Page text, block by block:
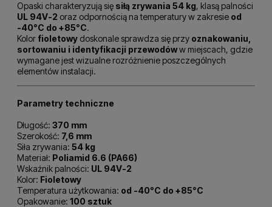
Opaski charakteryzują się siłą zrywania 54 kg, klasą palności
UL 94V-2 oraz odpornością na temperatury w zakresie od
-40°C do +85°C.
Kolor fioletowy doskonale sprawdza się przy oznakowaniu,
sortowaniu i identyfikacji przewodóww miejscach, gdzie
wymagane jest wizualne rozróżnienie poszczególnych
elementów instalacji.
Parametry techniczne
Długość: 370 mm
Szerokość: 7,6 mm
Siła zrywania: 54 kg
Materiał: Poliamid 6.6 (PA66)
Wskaźnik palności: UL 94V-2
Kolor: Fioletowy
Temperatura użytkowania: od -40°C do +85°C
Opakowanie: 100 sztuk